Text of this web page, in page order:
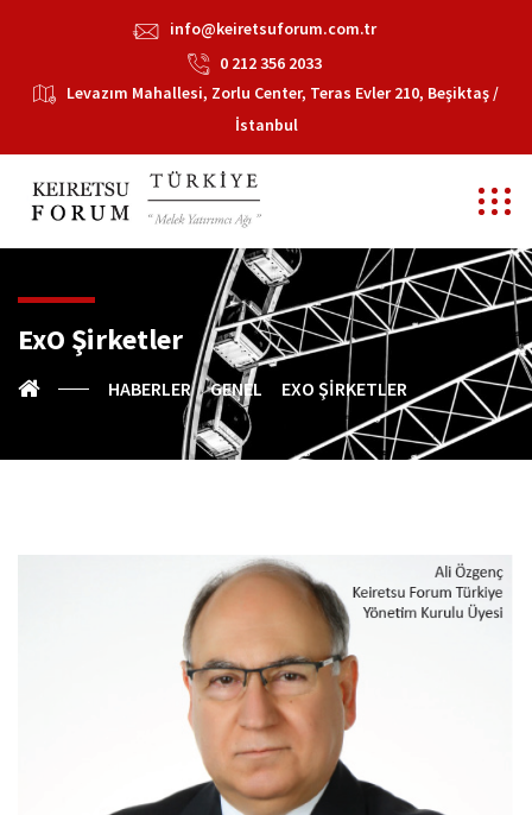
info@keiretsuforum.com.tr
0 212 356 2033
Levazım Mahallesi, Zorlu Center, Teras Evler 210, Beşiktaş /
İstanbul
ExO Şirketler
HABERLER GENEL EXO ŞIRKETLER